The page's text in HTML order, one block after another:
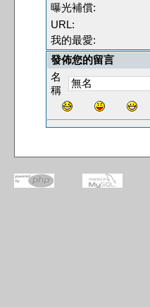
曝光補償:
URL:
我的最愛:
發佈您的留言
名
稱